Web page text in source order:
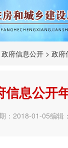
政府信息公开 > 政府
信息公开
：2018-01-05编辑：